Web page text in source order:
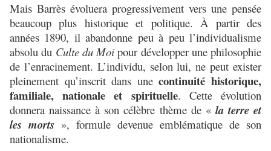
Mais Barrès évoluera progressivement vers une pensée
beaucoup plus historique et politique. À partir des
années 1890, il abandonne peu à peu l’individualisme
absolu du Culte du Moi pour développer une philosophie
de l’enracinement. L’individu, selon lui, ne peut exister
pleinement qu’inscrit dans unecontinuité historique,
familiale, nationale et spirituelle. Cette évolution
donnera naissance à son célèbre thème de « la terre et
les morts », formule devenue emblématique de son
nationalisme.